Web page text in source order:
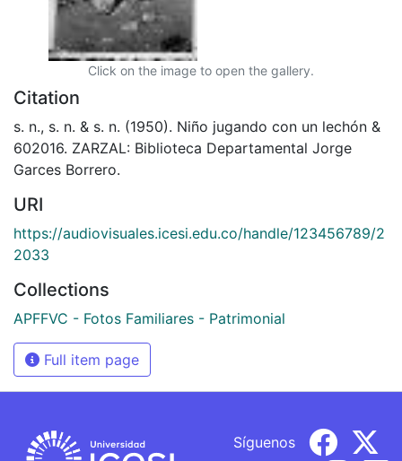
Click on the image to open the gallery.
Citation
s. n., s. n. & s. n. (1950). Niño jugando con un lechón &
602016. ZARZAL: Biblioteca Departamental Jorge
Garces Borrero.
URI
https://audiovisuales.icesi.edu.co/handle/123456789/2
2033
Collections
APFFVC - Fotos Familiares - Patrimonial
Full item page
Síguenos